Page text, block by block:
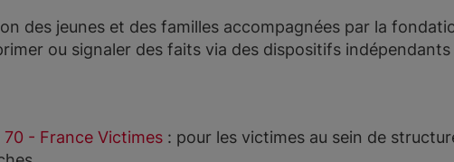
des jeunes et des familles accompagnées par la
ou signaler des faits via des dispositifs indépendants
70 - France Victimes : pour les victimes au sein de